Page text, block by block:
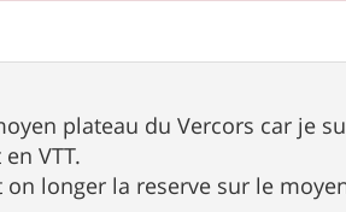
plateau du Vercors car je
VTT.
on longer la reserve sur le